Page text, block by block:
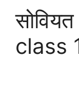
class